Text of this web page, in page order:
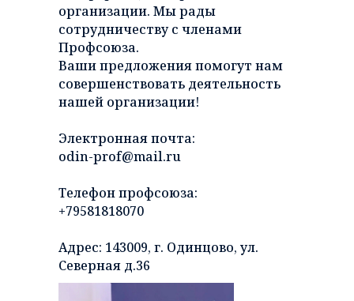
организации. Мы рады
сотрудничеству с членами
Профсоюза.
Ваши предложения помогут нам
совершенствовать деятельность
нашей организации!
Электронная почта:
odin-prof@mail.ru
Телефон профсоюза:
+79581818070
Адрес: 143009, г. Одинцово, ул.
Северная д.36